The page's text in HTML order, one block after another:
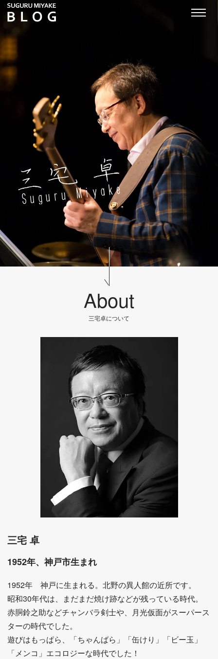
About
三宅卓について
三宅 卓
1952年、神戸市生まれ
1952年 神戸に生まれる。北野の異人館の近所です。
昭和30年代は、まだまだ焼け跡などが残っている時代。
赤胴鈴之助などチャンバラ剣士や、月光仮面がスーパース
ターの時代でした。
遊びはもっぱら、「ちゃんばら」「缶けり」「ビー玉」
「メンコ」エコロジーな時代でした！